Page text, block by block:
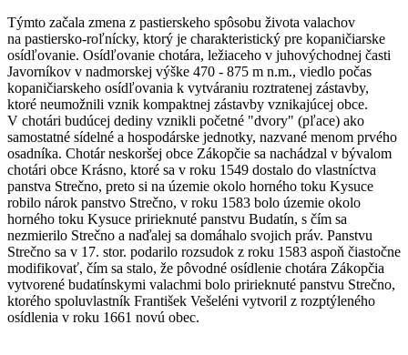
Týmto začala zmena z pastierskeho spôsobu života valachov
na pastiersko-roľnícky, ktorý je charakteristický pre kopaničiarske
osídľovanie. Osídľovanie chotára, ležiaceho v juhovýchodnej časti
Javorníkov v nadmorskej výške 470 - 875 m n.m., viedlo počas
kopaničiarskeho osídľovania k vytváraniu roztratenej zástavby,
ktoré neumožnili vznik kompaktnej zástavby vznikajúcej obce.
V chotári budúcej dediny vznikli početné "dvory" (pľace) ako
samostatné sídelné a hospodárske jednotky, nazvané menom prvého
osadníka. Chotár neskoršej obce Zákopčie sa nachádzal v bývalom
chotári obce Krásno, ktoré sa v roku 1549 dostalo do vlastníctva
panstva Strečno, preto si na územie okolo horného toku Kysuce
robilo nárok panstvo Strečno, v roku 1583 bolo územie okolo
horného toku Kysuce pririeknuté panstvu Budatín, s čím sa
nezmierilo Strečno a naďalej sa domáhalo svojich práv. Panstvu
Strečno sa v 17. stor. podarilo rozsudok z roku 1583 aspoň čiastočne
modifikovať, čím sa stalo, že pôvodné osídlenie chotára Zákopčia
vytvorené budatínskymi valachmi bolo pririeknuté panstvu Strečno,
ktorého spoluvlastník František Vešeléni vytvoril z rozptýleného
osídlenia v roku 1661 novú obec.